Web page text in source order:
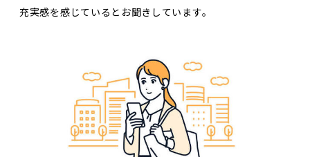
充実感を感じているとお聞きしています。